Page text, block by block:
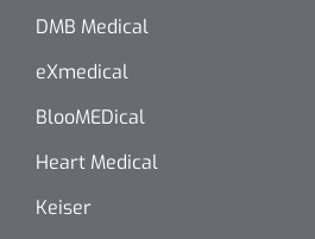
DMB Medical
eXmedical
BlooMEDical
Heart Medical
Keiser